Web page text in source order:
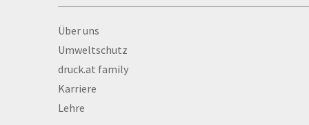
Über druck.at
Über uns
Umweltschutz
druck.at family
Karriere
Lehre